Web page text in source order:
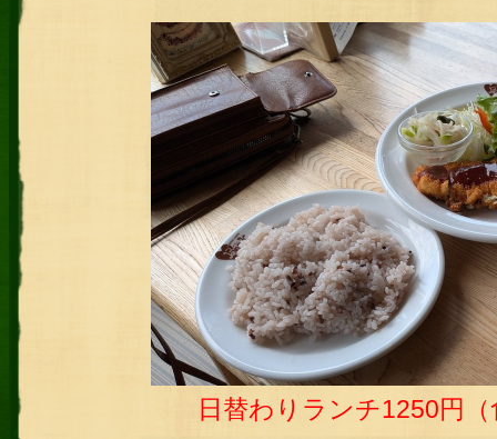
日替わりランチ1250円